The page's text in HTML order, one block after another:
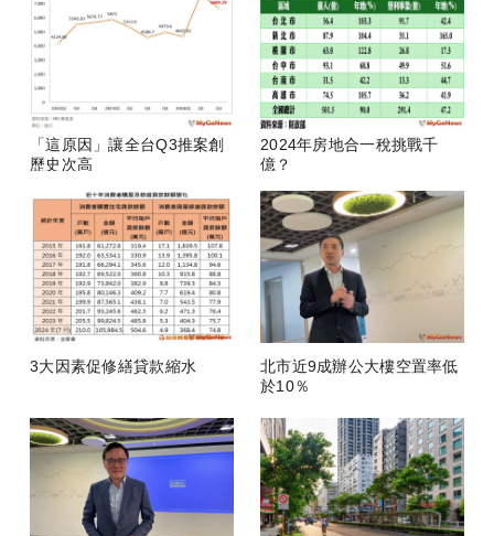
「這原因」讓全台Q3推案創
歷史次高
2024年房地合一稅挑戰千
億？
3大因素促修繕貸款縮水
北市近9成辦公大樓空置率低
於10％